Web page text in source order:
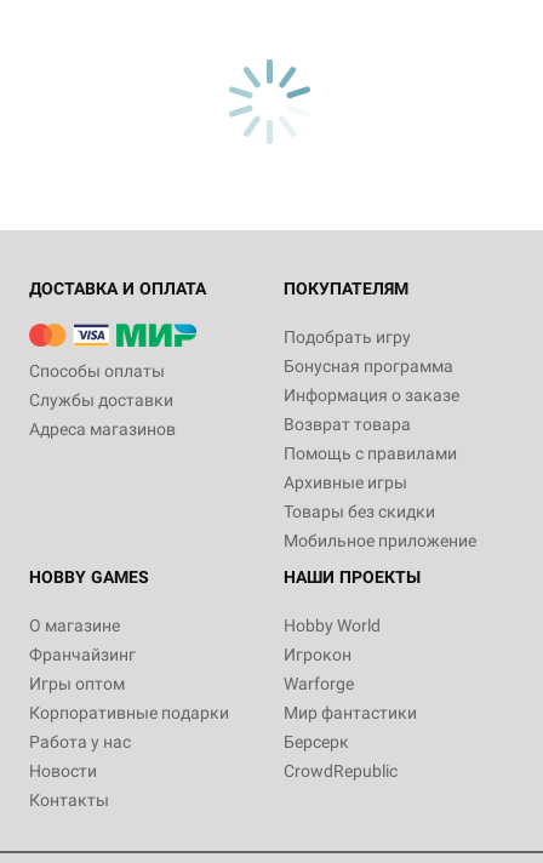
ДОСТАВКА И ОПЛАТА
Способы оплаты
Службы доставки
Адреса магазинов
ПОКУПАТЕЛЯМ
Подобрать игру
Бонусная программа
Информация о заказе
Возврат товара
Помощь с правилами
Архивные игры
Товары без скидки
Мобильное приложение
HOBBY GAMES
О магазине
Франчайзинг
Игры оптом
Корпоративные подарки
Работа у нас
Новости
Контакты
НАШИ ПРОЕКТЫ
Hobby World
Игрокон
Warforge
Мир фантастики
Берсерк
CrowdRepublic